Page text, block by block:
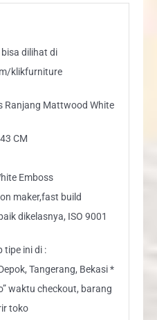
dilihat di
klikfurniture
Ranjang Mattwood White
CM
Emboss
maker,fast build
dikelasnya, ISO 9001
tipe ini di :
Tangerang, Bekasi *
waktu checkout, barang
toko